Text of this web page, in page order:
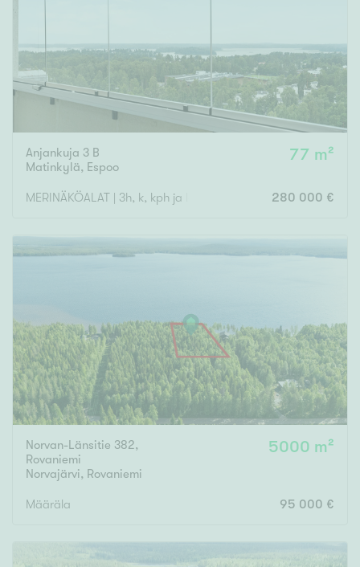
000 €
Asuinpinta-ala Kokonaispinta-ala
m²
Uudiskohteet
Vain uudiskohteet Ei uudiskohteita
Arvokohteet
Vain arvokohteet
Anjankuja 3 B
Matinkylä, Espoo
77 m²
MERINÄKÖALAT | 3h, k, kph ja las. parveke 280 000 €
Norvan-Länsitie 382,
Rovaniemi
Norvajärvi, Rovaniemi
5000 m²
Määräla 95 000 €